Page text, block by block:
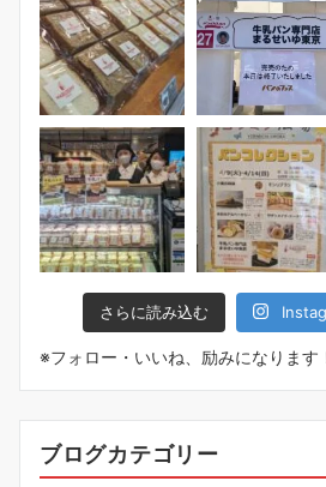
さらに読み込む
※フォロー・いいね、励みになります
ブログカテゴリー